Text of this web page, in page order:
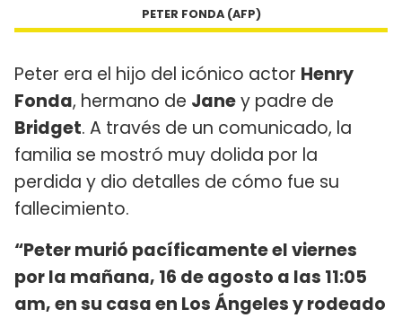
PETER FONDA (AFP)
Peter era el hijo del icónico actor Henry
Fonda, hermano de Janey padre de
Bridget. A través de un comunicado, la
familia se mostró muy dolida por la
perdida y dio detalles de cómo fue su
fallecimiento.
“Peter murió pacíficamente el viernes
por la mañana, 16 de agosto a las 11:05
am, en su casa en Los Ángeles y rodeado